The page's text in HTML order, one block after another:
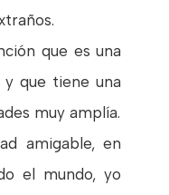
que es una
y que tiene una
muy amplía.
amigable, en
el mundo, yo